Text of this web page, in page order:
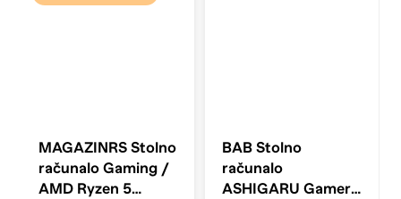
MAGAZINRS Stolno
računalo Gaming /
AMD Ryzen 5
BAB Stolno
računalo
ASHIGARU Gamer